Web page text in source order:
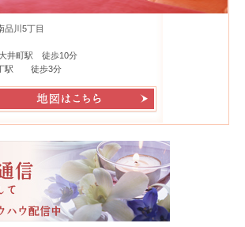
品川5丁目
井町駅 徒歩10分
駅 徒歩3分